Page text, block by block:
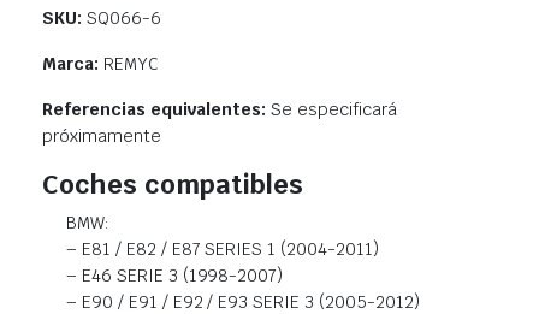
SKU: SQ066-6
Marca: REMYC
Referencias equivalentes:Se especificará
próximamente
Coches compatibles
BMW:
– E81 / E82 / E87 SERIES 1 (2004-2011)
– E46 SERIE 3 (1998-2007)
– E90 / E91 / E92 / E93 SERIE 3 (2005-2012)